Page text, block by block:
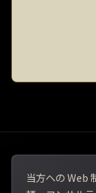
当方への Web